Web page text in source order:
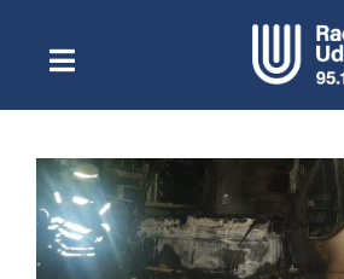
contenidoToggle
NavigationEscuchar Radio UdeC
Quiénes Somos
Programación
Podcast